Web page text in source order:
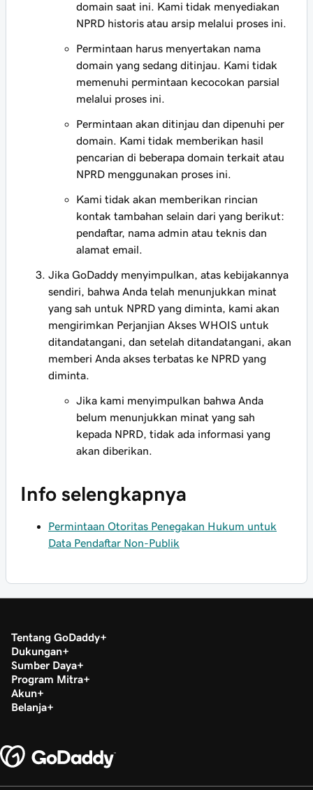
domain saat ini. Kami tidak menyediakan
NPRD historis atau arsip melalui proses ini.
Permintaan harus menyertakan nama
domain yang sedang ditinjau. Kami tidak
memenuhi permintaan kecocokan parsial
melalui proses ini.
Permintaan akan ditinjau dan dipenuhi per
domain. Kami tidak memberikan hasil
pencarian di beberapa domain terkait atau
NPRD menggunakan proses ini.
Kami tidak akan memberikan rincian
kontak tambahan selain dari yang berikut:
pendaftar, nama admin atau teknis dan
alamat email.
Jika GoDaddy menyimpulkan, atas kebijakannya
sendiri, bahwa Anda telah menunjukkan minat
yang sah untuk NPRD yang diminta, kami akan
mengirimkan Perjanjian Akses WHOIS untuk
ditandatangani, dan setelah ditandatangani, akan
memberi Anda akses terbatas ke NPRD yang
diminta.
Jika kami menyimpulkan bahwa Anda
belum menunjukkan minat yang sah
kepada NPRD, tidak ada informasi yang
akan diberikan.
Info selengkapnya
Permintaan Otoritas Penegakan Hukum untuk
Data Pendaftar Non-Publik
Tentang GoDaddy
Dukungan
Sumber Daya
Program Mitra
Akun
Belanja